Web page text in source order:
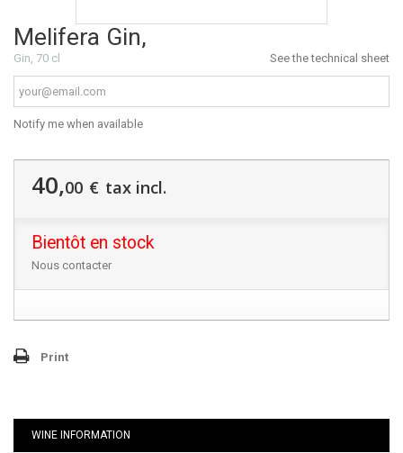
Melifera Gin,
Gin, 70 cl See the technical sheet
Notify me when available
40,00 € tax incl.
Bientôt en stock
Nous contacter
Print
WINE INFORMATION